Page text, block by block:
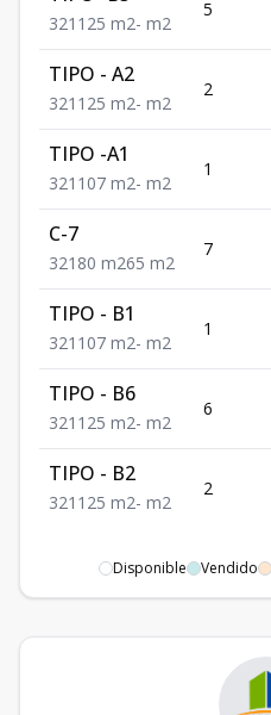
321 125 m2- m2
5
TIPO - A2
321 125 m2- m2
2
TIPO -A1
321 107 m2- m2
1
C-7
321 80 m265 m2
7
TIPO - B1
321 107 m2- m2
1
TIPO - B6
321 125 m2- m2
6
TIPO - B2
321 125 m2- m2
2
Disponible Vendido